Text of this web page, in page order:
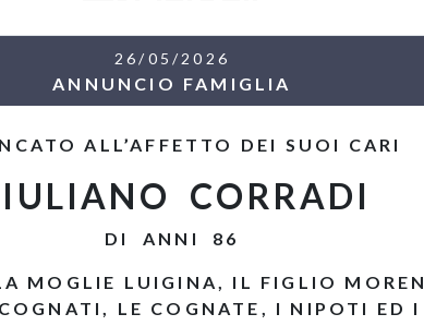
26/05/2026
ANNUNCIO FAMIGLIA
ALL’AFFETTO DEI SUOI CARI
CORRADI
DI ANNI 86
MOGLIE LUIGINA, IL FIGLIO
LE COGNATE, I NIPOTI ED